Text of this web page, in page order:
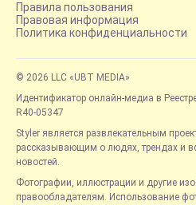
Правила пользования
Правовая информация
Политика конфиденциальности
© 2026 LLC «UBT MEDIA»
Идентификатор онлайн-медиа в
R40-05347
Styler является развлекательным
рассказывающим о людях, трендах и
новостей.
Фотографии, иллюстрации и другие
правообладателям. Использование